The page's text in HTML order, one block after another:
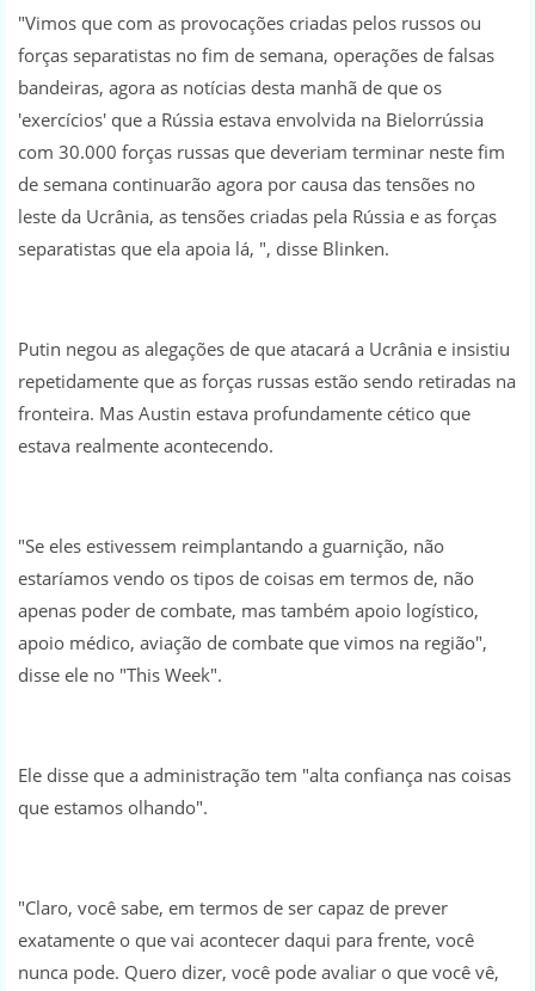
"Vimos que com as provocações criadas pelos russos ou
forças separatistas no fim de semana, operações de falsas
bandeiras, agora as notícias desta manhã de que os
'exercícios' que a Rússia estava envolvida na Bielorrússia
com 30.000 forças russas que deveriam terminar neste fim
de semana continuarão agora por causa das tensões no
leste da Ucrânia, as tensões criadas pela Rússia e as forças
separatistas que ela apoia lá, ", disse Blinken.
Putin negou as alegações de que atacará a Ucrânia e insistiu
repetidamente que as forças russas estão sendo retiradas na
fronteira. Mas Austin estava profundamente cético que
estava realmente acontecendo.
"Se eles estivessem reimplantando a guarnição, não
estaríamos vendo os tipos de coisas em termos de, não
apenas poder de combate, mas também apoio logístico,
apoio médico, aviação de combate que vimos na região",
disse ele no "This Week".
Ele disse que a administração tem "alta confiança nas coisas
que estamos olhando".
"Claro, você sabe, em termos de ser capaz de prever
exatamente o que vai acontecer daqui para frente, você
nunca pode. Quero dizer, você pode avaliar o que você vê,